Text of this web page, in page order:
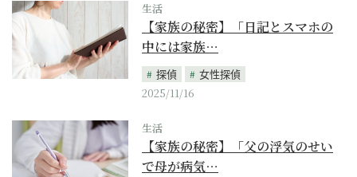
生活
【家族の秘密】「日記とスマホの
中には家族…
探偵
女性探偵
2025/11/16
生活
【家族の秘密】「父の浮気のせい
で母が病気…